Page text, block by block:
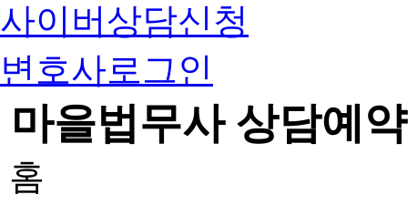
사이버상담신청
변호사로그인
마을법무사 상담예약
홈